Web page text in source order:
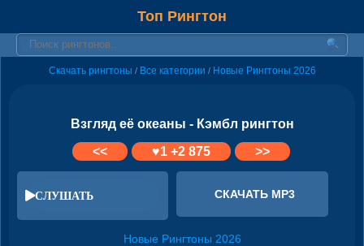
Топ Рингтон
Скачать рингтоны / Все категории / Новые Рингтоны 2026
Взгляд её океаны - Кэмбл рингтон
<<
♥1 +2 875 >>
СЛУШАТЬ СКАЧАТЬ MP3
Новые Рингтоны 2026